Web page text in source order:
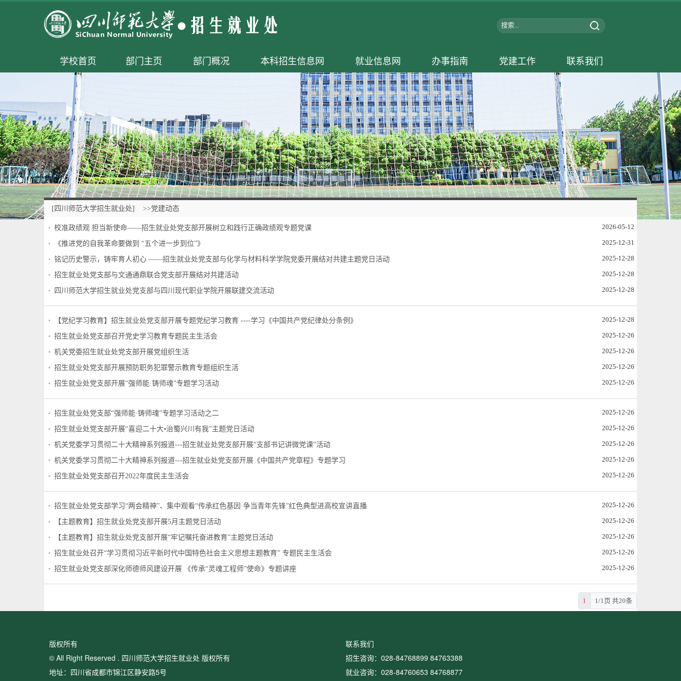
学校首页 部门主页 部门概况 本科招生信息网 就业信息网 办事指南 党建工作 联系我们
[四川师范大学招生就业处] >>党建动态
2026-05-12
校准政绩观 担当新使命——招生就业处党支部开展树立和践行正确政绩观专题党课
2025-12-31
《推进党的自我革命要做到 “五个进一步到位”》
2025-12-28
铭记历史警示，铸牢育人初心 ——招生就业处党支部与化学与材料科学学院党委开展结对共建主题党日活动
2025-12-28
招生就业处党支部与文通通鼎联合党支部开展结对共建活动
2025-12-28
四川师范大学招生就业处党支部与四川现代职业学院开展联建交流活动
2025-12-28
【党纪学习教育】招生就业处党支部开展专题党纪学习教育 ----学习《中国共产党纪律处分条例》
2025-12-26
招生就业处党支部召开党史学习教育专题民主生活会
2025-12-26
机关党委招生就业处党支部开展党组织生活
2025-12-26
招生就业处党支部开展预防职务犯罪警⽰教育专题组织生活
2025-12-26
招生就业处党支部开展“强师能·铸师魂”专题学习活动
2025-12-26
招生就业处党支部“强师能·铸师魂”专题学习活动之二
2025-12-26
招生就业处党支部开展“喜迎二十大•治蜀兴川有我”主题党日活动
2025-12-26
机关党委学习贯彻二十大精神系列报道---招生就业处党支部开展“支部书记讲微党课”活动
2025-12-26
机关党委学习贯彻二十大精神系列报道---招生就业处党支部开展《中国共产党章程》专题学习
2025-12-26
招生就业处党支部召开2022年度民主生活会
2025-12-26
招生就业处党支部学习“两会精神”、集中观看“传承红色基因·争当青年先锋”红色典型进高校宣讲直播
2025-12-26
【主题教育】招生就业处党支部开展5月主题党日活动
2025-12-26
【主题教育】招生就业处党支部开展“牢记嘱托奋进教育”主题党日活动
2025-12-26
招生就业处召开“学习贯彻习近平新时代中国特色社会主义思想主题教育” 专题民主生活会
2025-12-26
招生就业处党支部深化师德师风建设开展 《传承“灵魂工程师”使命》专题讲座
1 1/1页 共20条
版权所有
© All Right Reserved . 四川师范大学招生就业处 版权所有
地址：四川省成都市锦江区静安路5号
联系我们
招生咨询：028-84768899 84763388
就业咨询：028-84760653 84768877